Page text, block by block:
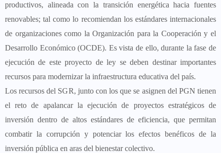
productivos, alineada con la transición energética hacia fuentes
renovables; tal como lo recomiendan los estándares internacionales
de organizaciones como la Organización para la Cooperación y el
Desarrollo Económico (OCDE). Es vista de ello, durante la fase de
ejecución de este proyecto de ley se deben destinar importantes
recursos para modernizar la infraestructura educativa del país.
Los recursos del SGR, junto con los que se asignen del PGN tienen
el reto de apalancar la ejecución de proyectos estratégicos de
inversión dentro de altos estándares de eficiencia, que permitan
combatir la corrupción y potenciar los efectos benéficos de la
inversión pública en aras del bienestar colectivo.